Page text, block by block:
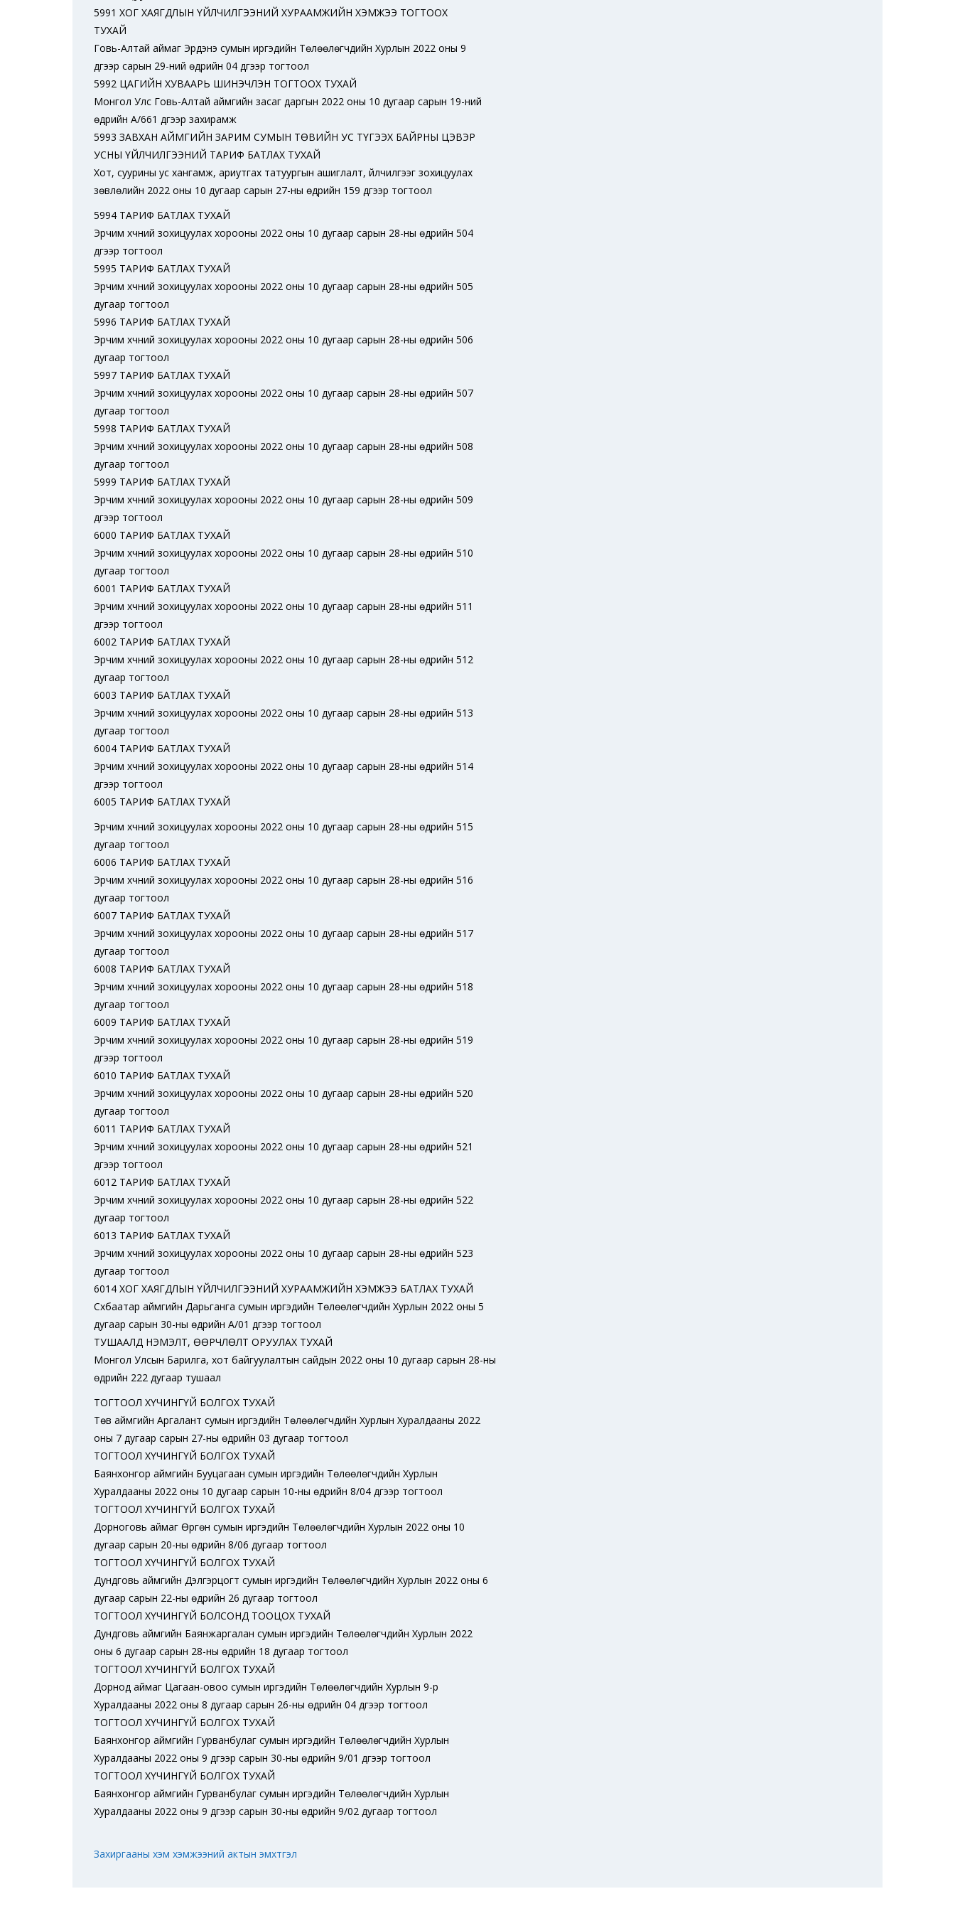
5991 ХОГ ХАЯГДЛЫН ҮЙЛЧИЛГЭЭНИЙ ХУРААМЖИЙН ХЭМЖЭЭ ТОГТООХ
ТУХАЙ
Говь-Алтай аймаг Эрдэнэ сумын иргэдийн Төлөөлөгчдийн Хурлын 2022 оны 9
дүгээр сарын 29-ний өдрийн 04 дүгээр тогтоол
5992 ЦАГИЙН ХУВААРЬ ШИНЭЧЛЭН ТОГТООХ ТУХАЙ
Монгол Улс Говь-Алтай аймгийн засаг даргын 2022 оны 10 дугаар сарын 19-ний
өдрийн А/661 дүгээр захирамж
5993 ЗАВХАН АЙМГИЙН ЗАРИМ СУМЫН ТӨВИЙН УС ТҮГЭЭХ БАЙРНЫ ЦЭВЭР
УСНЫ ҮЙЛЧИЛГЭЭНИЙ ТАРИФ БАТЛАХ ТУХАЙ
Хот, суурины ус хангамж, ариутгах татуургын ашиглалт, үйлчилгээг зохицуулах
зөвлөлийн 2022 оны 10 дугаар сарын 27-ны өдрийн 159 дүгээр тогтоол
5994 ТАРИФ БАТЛАХ ТУХАЙ
Эрчим хүчний зохицуулах хорооны 2022 оны 10 дугаар сарын 28-ны өдрийн 504
дүгээр тогтоол
5995 ТАРИФ БАТЛАХ ТУХАЙ
Эрчим хүчний зохицуулах хорооны 2022 оны 10 дугаар сарын 28-ны өдрийн 505
дугаар тогтоол
5996 ТАРИФ БАТЛАХ ТУХАЙ
Эрчим хүчний зохицуулах хорооны 2022 оны 10 дугаар сарын 28-ны өдрийн 506
дугаар тогтоол
5997 ТАРИФ БАТЛАХ ТУХАЙ
Эрчим хүчний зохицуулах хорооны 2022 оны 10 дугаар сарын 28-ны өдрийн 507
дугаар тогтоол
5998 ТАРИФ БАТЛАХ ТУХАЙ
Эрчим хүчний зохицуулах хорооны 2022 оны 10 дугаар сарын 28-ны өдрийн 508
дугаар тогтоол
5999 ТАРИФ БАТЛАХ ТУХАЙ
Эрчим хүчний зохицуулах хорооны 2022 оны 10 дугаар сарын 28-ны өдрийн 509
дүгээр тогтоол
6000 ТАРИФ БАТЛАХ ТУХАЙ
Эрчим хүчний зохицуулах хорооны 2022 оны 10 дугаар сарын 28-ны өдрийн 510
дугаар тогтоол
6001 ТАРИФ БАТЛАХ ТУХАЙ
Эрчим хүчний зохицуулах хорооны 2022 оны 10 дугаар сарын 28-ны өдрийн 511
дүгээр тогтоол
6002 ТАРИФ БАТЛАХ ТУХАЙ
Эрчим хүчний зохицуулах хорооны 2022 оны 10 дугаар сарын 28-ны өдрийн 512
дугаар тогтоол
6003 ТАРИФ БАТЛАХ ТУХАЙ
Эрчим хүчний зохицуулах хорооны 2022 оны 10 дугаар сарын 28-ны өдрийн 513
дугаар тогтоол
6004 ТАРИФ БАТЛАХ ТУХАЙ
Эрчим хүчний зохицуулах хорооны 2022 оны 10 дугаар сарын 28-ны өдрийн 514
дүгээр тогтоол
6005 ТАРИФ БАТЛАХ ТУХАЙ
Эрчим хүчний зохицуулах хорооны 2022 оны 10 дугаар сарын 28-ны өдрийн 515
дугаар тогтоол
6006 ТАРИФ БАТЛАХ ТУХАЙ
Эрчим хүчний зохицуулах хорооны 2022 оны 10 дугаар сарын 28-ны өдрийн 516
дугаар тогтоол
6007 ТАРИФ БАТЛАХ ТУХАЙ
Эрчим хүчний зохицуулах хорооны 2022 оны 10 дугаар сарын 28-ны өдрийн 517
дугаар тогтоол
6008 ТАРИФ БАТЛАХ ТУХАЙ
Эрчим хүчний зохицуулах хорооны 2022 оны 10 дугаар сарын 28-ны өдрийн 518
дугаар тогтоол
6009 ТАРИФ БАТЛАХ ТУХАЙ
Эрчим хүчний зохицуулах хорооны 2022 оны 10 дугаар сарын 28-ны өдрийн 519
дүгээр тогтоол
6010 ТАРИФ БАТЛАХ ТУХАЙ
Эрчим хүчний зохицуулах хорооны 2022 оны 10 дугаар сарын 28-ны өдрийн 520
дугаар тогтоол
6011 ТАРИФ БАТЛАХ ТУХАЙ
Эрчим хүчний зохицуулах хорооны 2022 оны 10 дугаар сарын 28-ны өдрийн 521
дүгээр тогтоол
6012 ТАРИФ БАТЛАХ ТУХАЙ
Эрчим хүчний зохицуулах хорооны 2022 оны 10 дугаар сарын 28-ны өдрийн 522
дугаар тогтоол
6013 ТАРИФ БАТЛАХ ТУХАЙ
Эрчим хүчний зохицуулах хорооны 2022 оны 10 дугаар сарын 28-ны өдрийн 523
дугаар тогтоол
6014 ХОГ ХАЯГДЛЫН ҮЙЛЧИЛГЭЭНИЙ ХУРААМЖИЙН ХЭМЖЭЭ БАТЛАХ ТУХАЙ
Сүхбаатар аймгийн Дарьганга сумын иргэдийн Төлөөлөгчдийн Хурлын 2022 оны 5
дугаар сарын 30-ны өдрийн А/01 дүгээр тогтоол
ТУШААЛД НЭМЭЛТ, ӨӨРЧЛӨЛТ ОРУУЛАХ ТУХАЙ
Монгол Улсын Барилга, хот байгуулалтын сайдын 2022 оны 10 дугаар сарын 28-ны
өдрийн 222 дугаар тушаал
ТОГТООЛ ХҮЧИНГҮЙ БОЛГОХ ТУХАЙ
Төв аймгийн Аргалант сумын иргэдийн Төлөөлөгчдийн Хурлын Хуралдааны 2022
оны 7 дугаар сарын 27-ны өдрийн 03 дугаар тогтоол
ТОГТООЛ ХҮЧИНГҮЙ БОЛГОХ ТУХАЙ
Баянхонгор аймгийн Бууцагаан сумын иргэдийн Төлөөлөгчдийн Хурлын
Хуралдааны 2022 оны 10 дугаар сарын 10-ны өдрийн 8/04 дүгээр тогтоол
ТОГТООЛ ХҮЧИНГҮЙ БОЛГОХ ТУХАЙ
Дорноговь аймаг Өргөн сумын иргэдийн Төлөөлөгчдийн Хурлын 2022 оны 10
дугаар сарын 20-ны өдрийн 8/06 дугаар тогтоол
ТОГТООЛ ХҮЧИНГҮЙ БОЛГОХ ТУХАЙ
Дундговь аймгийн Дэлгэрцогт сумын иргэдийн Төлөөлөгчдийн Хурлын 2022 оны 6
дугаар сарын 22-ны өдрийн 26 дугаар тогтоол
ТОГТООЛ ХҮЧИНГҮЙ БОЛСОНД ТООЦОХ ТУХАЙ
Дундговь аймгийн Баянжаргалан сумын иргэдийн Төлөөлөгчдийн Хурлын 2022
оны 6 дугаар сарын 28-ны өдрийн 18 дугаар тогтоол
ТОГТООЛ ХҮЧИНГҮЙ БОЛГОХ ТУХАЙ
Дорнод аймаг Цагаан-овоо сумын иргэдийн Төлөөлөгчдийн Хурлын 9-р
Хуралдааны 2022 оны 8 дугаар сарын 26-ны өдрийн 04 дүгээр тогтоол
ТОГТООЛ ХҮЧИНГҮЙ БОЛГОХ ТУХАЙ
Баянхонгор аймгийн Гурванбулаг сумын иргэдийн Төлөөлөгчдийн Хурлын
Хуралдааны 2022 оны 9 дүгээр сарын 30-ны өдрийн 9/01 дүгээр тогтоол
ТОГТООЛ ХҮЧИНГҮЙ БОЛГОХ ТУХАЙ
Баянхонгор аймгийн Гурванбулаг сумын иргэдийн Төлөөлөгчдийн Хурлын
Хуралдааны 2022 оны 9 дүгээр сарын 30-ны өдрийн 9/02 дугаар тогтоол
Захиргааны хэм хэмжээний актын эмхтгэл